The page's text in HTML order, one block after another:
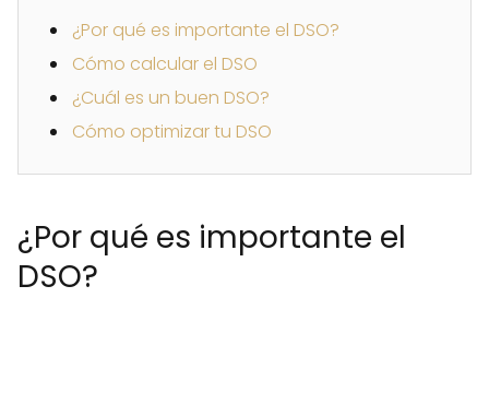
¿Por qué es importante el DSO?
Cómo calcular el DSO
¿Cuál es un buen DSO?
Cómo optimizar tu DSO
¿Por qué es importante el
DSO?